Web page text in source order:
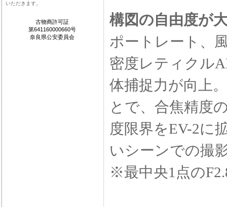
いただきます。
古物商許可証
第641160000660号
奈良県公安委員会
構図の自由度が
ポートレート、
密度レティクル
体捕捉力が向上
とで、合焦精度
度限界をEV-2に
いシーンでの撮
※最中央1点の